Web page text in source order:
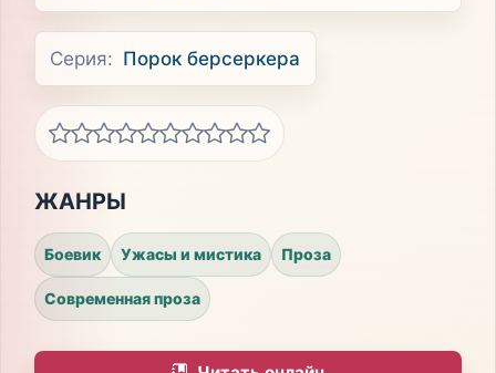
Серия: Порок берсеркера
ЖАНРЫ
Боевик Ужасы и мистика Проза
Современная проза